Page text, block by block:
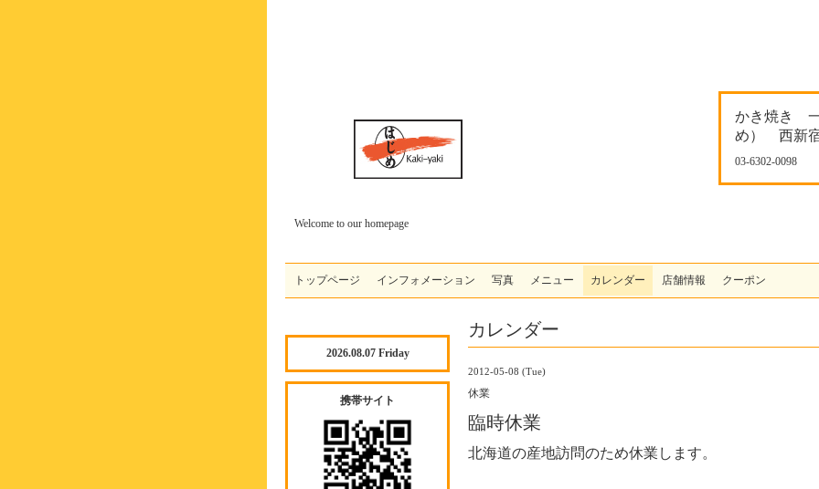
かき焼き
め） 西新
03-6302-0098
Welcome to our homepage
トップページ インフォメーション 写真 メニュー カレンダー 店舗情報 クーポン
カレンダー
2012-05-08 (Tue)
休業
臨時休業
北海道の産地訪問のため休業します。
2026.08.07 Friday
携帯サイト